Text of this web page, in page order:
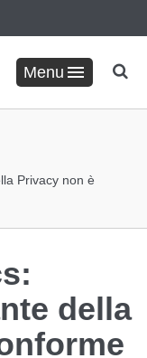
Menu
Privacy non è
della